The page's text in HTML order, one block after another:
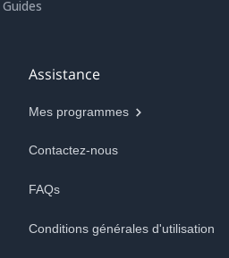
Assistance
Mes programmes
Contactez-nous
FAQs
Conditions générales d'utilisation